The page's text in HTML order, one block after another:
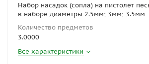
Набор насадок (сопла) на пистолет
в наборе диаметры 2.5мм; 3мм; 3.5мм
Количество предметов
3.0000
Все характеристики